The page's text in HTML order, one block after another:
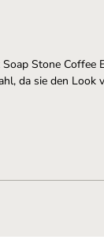
Stone Coffee
da sie den Look